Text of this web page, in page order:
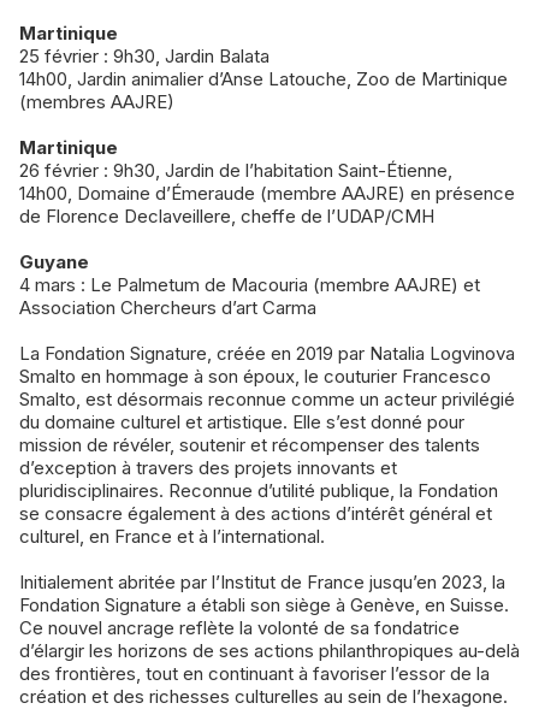
Martinique
25 février : 9h30, Jardin Balata
14h00, Jardin animalier d’Anse Latouche, Zoo de Martinique
(membres AAJRE)
Martinique
26 février : 9h30, Jardin de l’habitation Saint-Étienne,
14h00, Domaine d’Émeraude (membre AAJRE) en présence
de Florence Declaveillere, cheffe de l’UDAP/CMH
Guyane
4 mars : Le Palmetum de Macouria (membre AAJRE) et
Association Chercheurs d’art Carma
La Fondation Signature, créée en 2019 par Natalia Logvinova
Smalto en hommage à son époux, le couturier Francesco
Smalto, est désormais reconnue comme un acteur privilégié
du domaine culturel et artistique. Elle s’est donné pour
mission de révéler, soutenir et récompenser des talents
d’exception à travers des projets innovants et
pluridisciplinaires. Reconnue d’utilité publique, la Fondation
se consacre également à des actions d’intérêt général et
culturel, en France et à l’international.
Initialement abritée par l’Institut de France jusqu’en 2023, la
Fondation Signature a établi son siège à Genève, en Suisse.
Ce nouvel ancrage reflète la volonté de sa fondatrice
d’élargir les horizons de ses actions philanthropiques au-delà
des frontières, tout en continuant à favoriser l’essor de la
création et des richesses culturelles au sein de l’hexagone.